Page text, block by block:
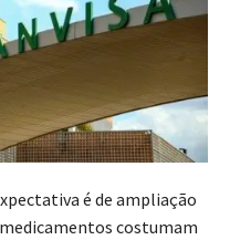
é de ampliação
medicamentos costumam